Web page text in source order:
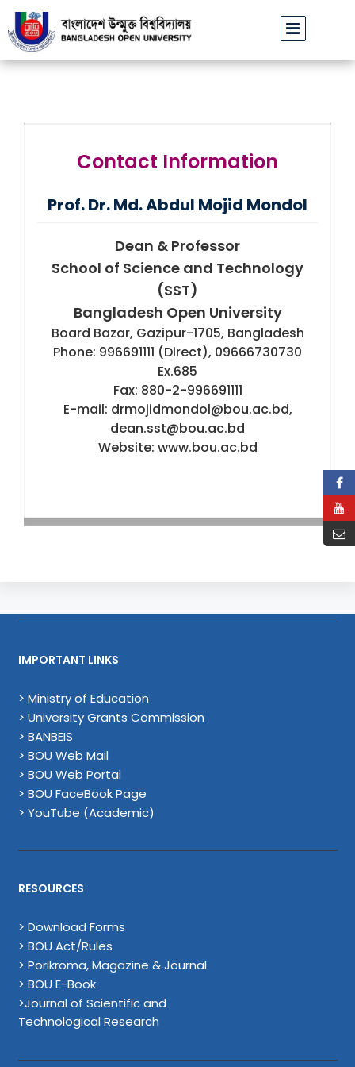
বাউবি উপাচার্যের পরিচয়ে প্রতারণার চেষ্টা: সর্বসাধারণকে সতর্ক থাকার আহ্বান
Contact Information
Prof. Dr. Md. Abdul Mojid Mondol
Dean & Professor
School of Science and Technology
(SST)
Bangladesh Open University
Board Bazar, Gazipur-1705, Bangladesh
Phone: 996691111 (Direct), 09666730730
Ex.685
Fax: 880-2-996691111
E-mail: drmojidmondol@bou.ac.bd,
dean.sst@bou.ac.bd
Website: www.bou.ac.bd
IMPORTANT LINKS
> Ministry of Education
> University Grants Commission
> BANBEIS
> BOU Web Mail
> BOU Web Portal
> BOU FaceBook Page
> YouTube (Academic)
RESOURCES
> Download Forms
> BOU Act/Rules
> Porikroma, Magazine & Journal
> BOU E-Book
>Journal of Scientific and
Technological Research